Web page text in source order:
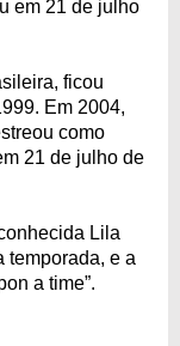
em 21 de julho
ficou
Em 2004,
como
21 de julho de
Lila
temporada, e a
a time”.